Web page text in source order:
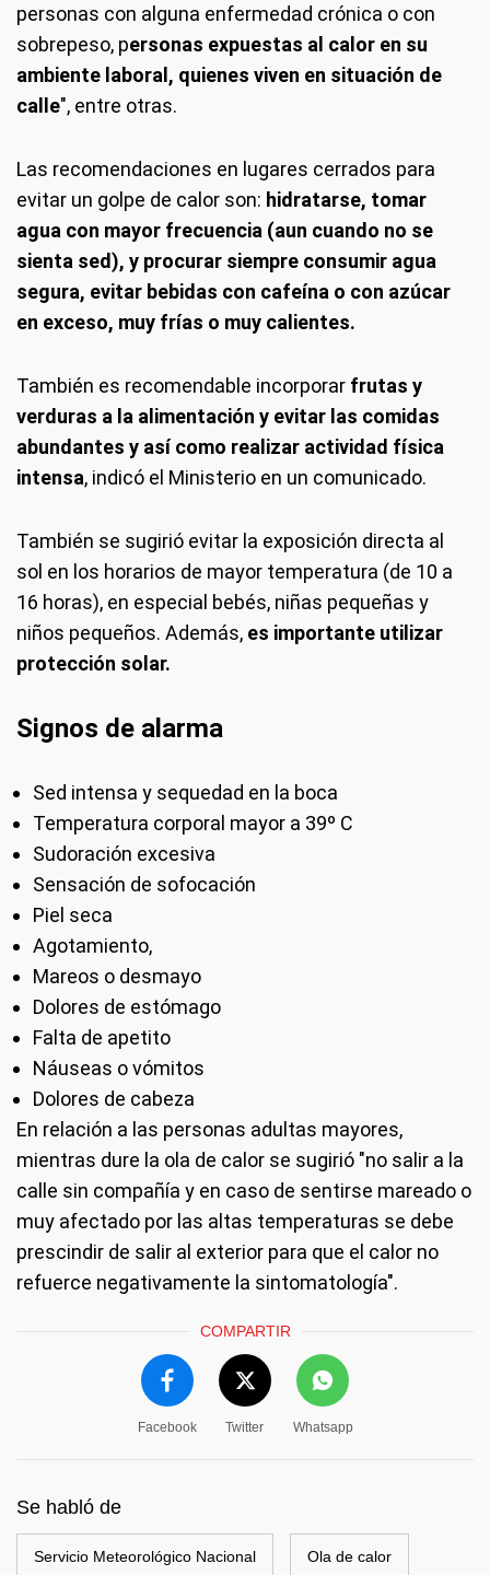
personas con alguna enfermedad crónica o con
sobrepeso, personas expuestas al calor en su
ambiente laboral, quienes viven en situación de
calle", entre otras.
Las recomendaciones en lugares cerrados para
evitar un golpe de calor son: hidratarse, tomar
agua con mayor frecuencia (aun cuando no se
sienta sed), y procurar siempre consumir agua
segura, evitar bebidas con cafeína o con azúcar
en exceso, muy frías o muy calientes.
También es recomendable incorporar frutas y
verduras a la alimentación y evitar las comidas
abundantes y así como realizar actividad física
intensa, indicó el Ministerio en un comunicado.
También se sugirió evitar la exposición directa al
sol en los horarios de mayor temperatura (de 10 a
16 horas), en especial bebés, niñas pequeñas y
niños pequeños. Además, es importante utilizar
protección solar.
Signos de alarma
Sed intensa y sequedad en la boca
Temperatura corporal mayor a 39º C
Sudoración excesiva
Sensación de sofocación
Piel seca
Agotamiento,
Mareos o desmayo
Dolores de estómago
Falta de apetito
Náuseas o vómitos
Dolores de cabeza
En relación a las personas adultas mayores,
mientras dure la ola de calor se sugirió "no salir a la
calle sin compañía y en caso de sentirse mareado o
muy afectado por las altas temperaturas se debe
prescindir de salir al exterior para que el calor no
refuerce negativamente la sintomatología".
COMPARTIR
Facebook Twitter Whatsapp
Se habló de
Servicio Meteorológico Nacional Ola de calor